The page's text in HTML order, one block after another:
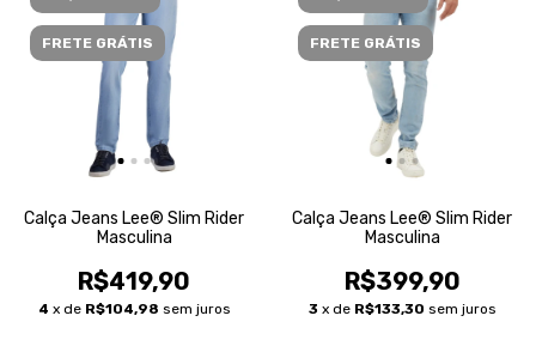
FRETE GRÁTIS
Calça Jeans Lee® Slim Rider
Masculina
R$419,90
4 x de R$104,98 sem juros
FRETE GRÁTIS
Calça Jeans Lee® Slim Rider
Masculina
R$399,90
3 x de R$133,30 sem juros